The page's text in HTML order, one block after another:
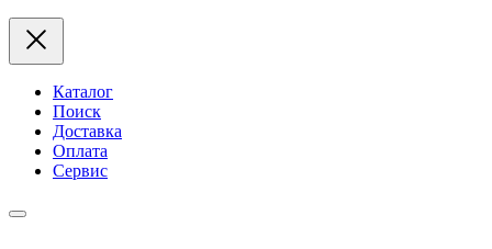
Каталог
Поиск
Доставка
Оплата
Сервис